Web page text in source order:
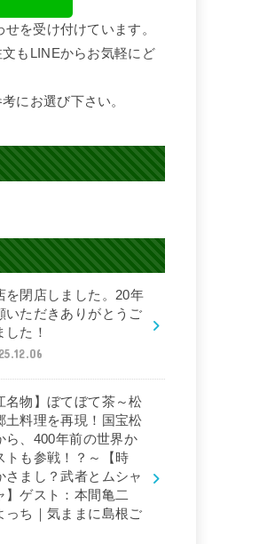
を受け付けています。
文もLINEからお気軽にど
にお選び下さい。
を閉店しました。20年
いただきありがとうご
した！
名物】ぼてぼて茶～松
土料理を再現！国宝松
ら、400年前の世界か
トも参戦！？～【時
さまし？武者とムシャ
】ゲスト：本間亀二
っち｜気ままに島根ご